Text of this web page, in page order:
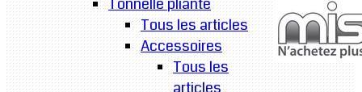
Tonnelle pliante
Tous les articles
Accessoires
Tous les